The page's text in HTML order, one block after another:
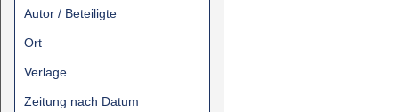
Autor / Beteiligte
Ort
Verlage
Zeitung nach Datum